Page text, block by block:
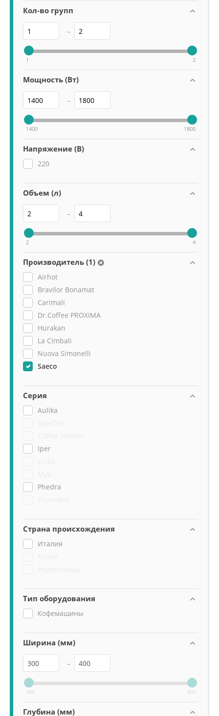
Кол-во групп
–
1 2
Мощность (Вт)
–
1400 1800
Напряжение (В)
220
Объем (л)
–
2 4
Производитель (1)
Airhot
Bravilor Bonamat
Carimali
Dr.Coffee PROXIMA
Hurakan
La Cimbali
Nuova Simonelli
Saeco
Серия
Aulika
Iper
Phedra
Страна происхождения
Италия
Тип оборудования
Кофемашины
Ширина (мм)
–
300 400
Глубина (мм)